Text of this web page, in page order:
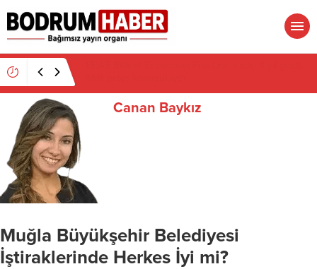
Canan Baykız
Muğla Büyükşehir Belediyesi
İştiraklerinde Herkes İyi mi?